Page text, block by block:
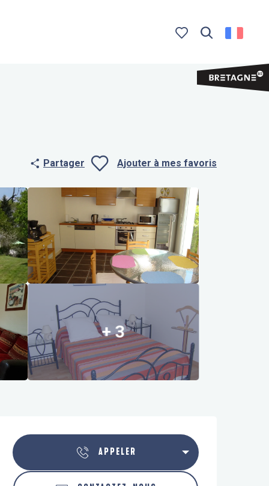
Partager
Ajouter aux
Ajouter à mes favoris
+ 3
Ouverture et coordonnées
APPELER